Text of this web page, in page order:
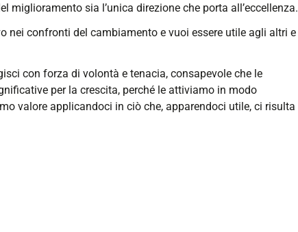
miglioramento sia l’unica direzione che porta all’eccellenza.
nei confronti del cambiamento e vuoi essere utile agli altri e
con forza di volontà e tenacia, consapevole che le
per la crescita, perché le attiviamo in modo
valore applicandoci in ciò che, apparendoci utile, ci risulta